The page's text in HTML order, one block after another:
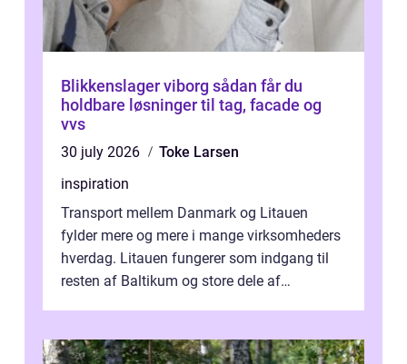
Blikkenslager viborg sådan får du
holdbare løsninger til tag, facade og
vvs
30 july 2026
Toke Larsen
inspiration
Transport mellem Danmark og Litauen
fylder mere og mere i mange virksomheders
hverdag. Litauen fungerer som indgang til
resten af Baltikum og store dele af